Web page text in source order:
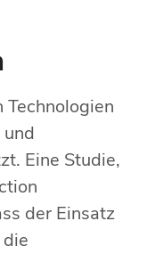
Eine Studie,
der Einsatz